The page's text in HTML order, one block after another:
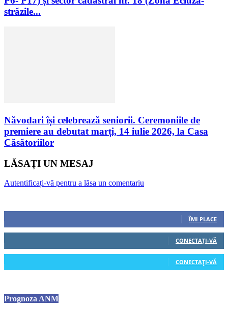
străzile...
Năvodari își celebrează seniorii. Ceremoniile de
premiere au debutat marți, 14 iulie 2026, la Casa
Căsătoriilor
LĂSAȚI UN MESAJ
Autentificați-vă pentru a lăsa un comentariu
ÎMI PLACE
CONECTAȚI-VĂ
CONECTAȚI-VĂ
Prognoza ANM